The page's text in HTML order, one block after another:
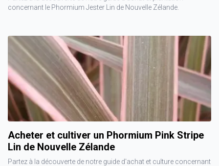
concernant le Phormium Jester Lin de Nouvelle Zélande.
Acheter et cultiver un Phormium Pink Stripe
Lin de Nouvelle Zélande
Partez à la découverte de notre guide d'achat et culture concernant